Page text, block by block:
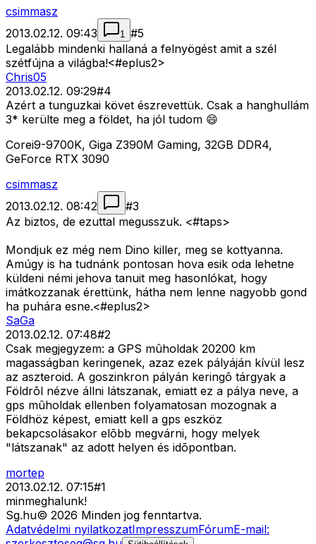
csimmasz
2013.02.12. 09:43
1 #5
Legalább mindenki hallaná a felnyögést amit a szél
szétfújna a világba!<#eplus2>
Chris05
2013.02.12. 09:29#4
Azért a tunguzkai követ észrevettük. Csak a hanghullám
3* kerülte meg a földet, ha jól tudom 😄
Corei9-9700K, Giga Z390M Gaming, 32GB DDR4,
GeForce RTX 3090
csimmasz
2013.02.12. 08:42
#3
Az biztos, de ezuttal megusszuk. <#taps>
Mondjuk ez még nem Dino killer, meg se kottyanna.
Amúgy is ha tudnánk pontosan hova esik oda lehetne
küldeni némi jehova tanuit meg hasonlókat, hogy
imátkozzanak érettünk, hátha nem lenne nagyobb gond
ha puhára esne.<#eplus2>
SaGa
2013.02.12. 07:48#2
Csak megjegyzem: a GPS mûholdak 20200 km
magasságban keringenek, azaz ezek pályáján kívül lesz
az aszteroid. A goszinkron pályán keringõ tárgyak a
Földrõl nézve állni látszanak, emiatt ez a pálya neve, a
gps mûholdak ellenben folyamatosan mozognak a
Földhöz képest, emiatt kell a gps eszköz
bekapcsolásakor elõbb megvárni, hogy melyek
"látszanak" az adott helyen és idõpontban.
mortep
2013.02.12. 07:15#1
minmeghalunk!
Sg.hu© 2026 Minden jog fenntartva.
Adatvédelmi nyilatkozatImpresszumFórumE-mail: